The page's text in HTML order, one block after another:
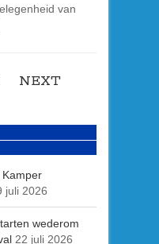
van
NEXT
juli 2026
wederom
22 juli 2026